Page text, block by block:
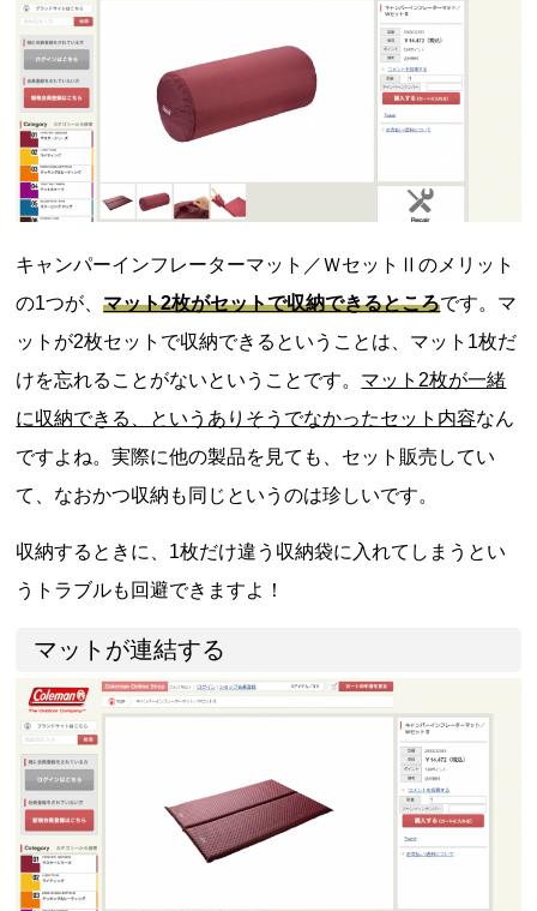
キャンパーインフレーターマット／ＷセットⅡのメリット
の1つが、マット2枚がセットで収納できるところです。マ
ットが2枚セットで収納できるということは、マット1枚だ
けを忘れることがないということです。 マット2枚が一緒
に収納できる、というありそうでなかったセット内容なん
ですよね。実際に他の製品を見ても、セット販売してい
て、なおかつ収納も同じというのは珍しいです。
収納するときに、1枚だけ違う収納袋に入れてしまうとい
うトラブルも回避できますよ！
マットが連結する